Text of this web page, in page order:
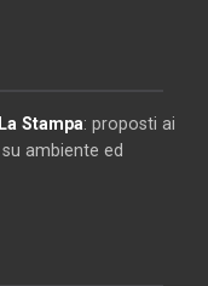
La Stampa: proposti ai
ambiente ed